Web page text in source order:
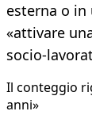
esterna o
«attivare
socio-
Il conteggio
anni»